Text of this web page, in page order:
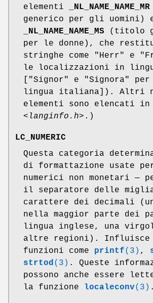
elementi
_NL_NAME_NAME_MR
generico per gli uomini)
_NL_NAME_NAME_MS (titolo
per le donne), che
stringhe come "Herr" e
le localizzazioni in
["Signor" e "Signora"
lingua italiana]). Altri
elementi sono elencati in
<langinfo.h> .)
LC_NUMERIC
Questa categoria
di formattazione usate
numerici non monetari —
il separatore delle
carattere dei decimali
nella maggior parte dei
lingua inglese, una
altre regioni). Influisce
funzioni come printf(3) ,
strtod (3) . Queste
possono anche essere
la funzione localeconv(3) .